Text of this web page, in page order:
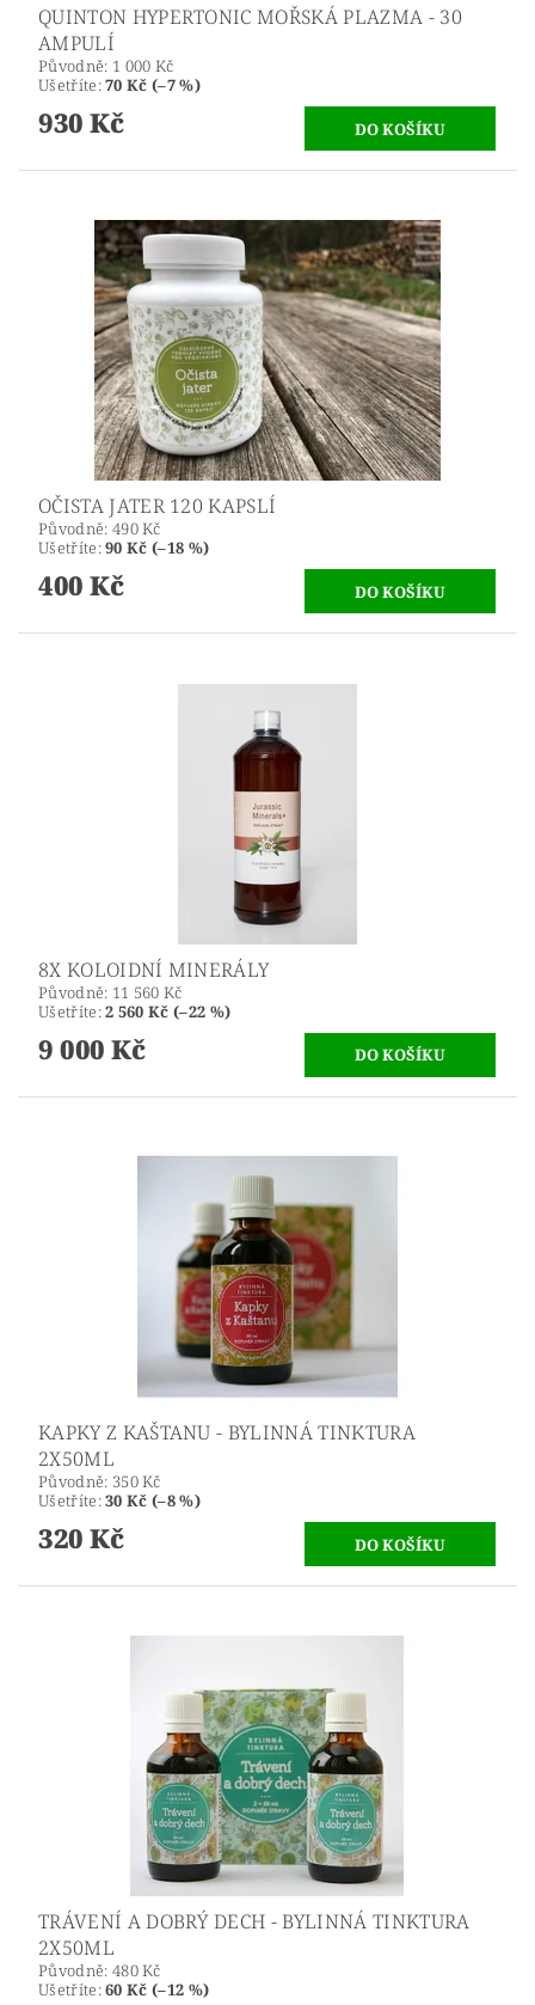
QUINTON HYPERTONIC MOŘSKÁ PLAZMA - 30
AMPULÍ
Původně: 1 000 Kč
Ušetříte:70 Kč (–7 %)
930 Kč
OČISTA JATER 120 KAPSLÍ
Původně: 490 Kč
Ušetříte:90 Kč (–18 %)
400 Kč
8X KOLOIDNÍ MINERÁLY
Původně: 11 560 Kč
Ušetříte:2 560 Kč (–22 %)
9 000 Kč
KAPKY Z KAŠTANU - BYLINNÁ TINKTURA
2X50ML
Původně: 350 Kč
Ušetříte:30 Kč (–8 %)
320 Kč
TRÁVENÍ A DOBRÝ DECH - BYLINNÁ TINKTURA
2X50ML
Původně: 480 Kč
Ušetříte:60 Kč (–12 %)